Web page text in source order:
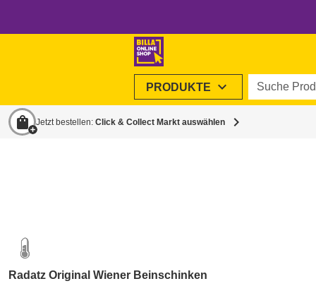
PRODUKTE expand_more Suche
shopping_bag Jetzt bestellen: Click & Collect Markt auswählen chevron_right
Radatz Original Wiener Beinschinken